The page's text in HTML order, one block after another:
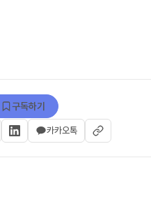
구독하기
카카오톡